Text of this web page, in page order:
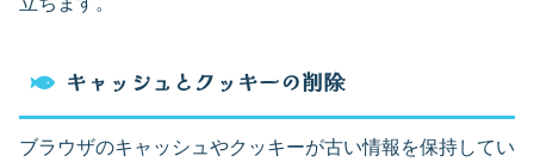
キャッシュとクッキーの削除
ブラウザのキャッシュやクッキーが古い情報を保持してい